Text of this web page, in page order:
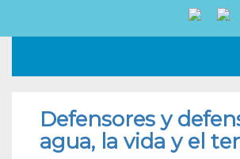
Defensores y
agua, la vida y el